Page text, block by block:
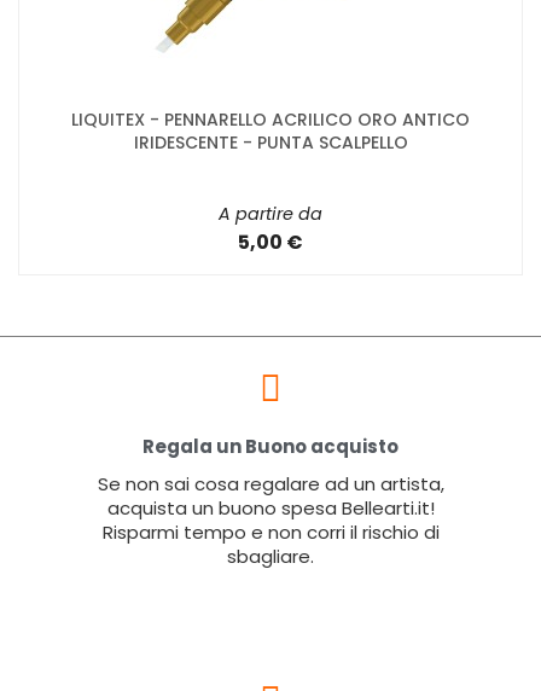
LIQUITEX - PENNARELLO ACRILICO ORO ANTICO
IRIDESCENTE - PUNTA SCALPELLO
A partire da
5,00 €
Regala un Buono acquisto
Se non sai cosa regalare ad un artista,
acquista un buono spesa Bellearti.it!
Risparmi tempo e non corri il rischio di
sbagliare.